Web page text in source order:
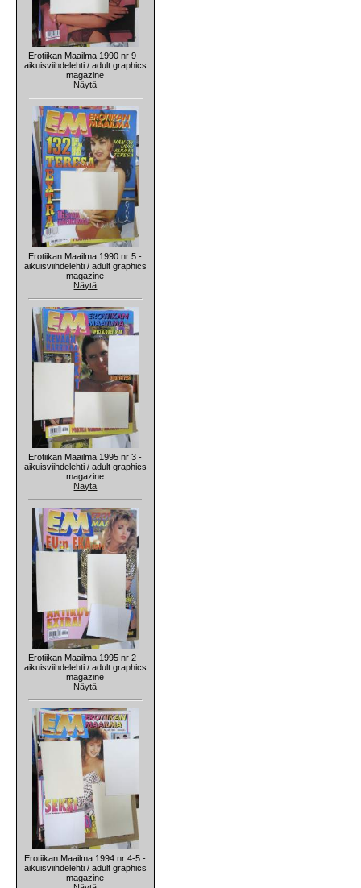
Erotiikan Maailma 1990 nr 9 -
aikuisviihdelehti / adult graphics
magazine
Näytä
Erotiikan Maailma 1990 nr 5 -
aikuisviihdelehti / adult graphics
magazine
Näytä
Erotiikan Maailma 1995 nr 3 -
aikuisviihdelehti / adult graphics
magazine
Näytä
Erotiikan Maailma 1995 nr 2 -
aikuisviihdelehti / adult graphics
magazine
Näytä
Erotiikan Maailma 1994 nr 4-5 -
aikuisviihdelehti / adult graphics
magazine